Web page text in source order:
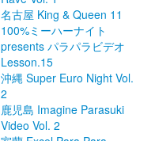
名古屋 King & Queen 11
100%ミーハーナイト
presents パラパラビデオ
Lesson.15
沖縄 Super Euro Night Vol.
2
鹿児島 Imagine Parasuki
Video Vol. 2